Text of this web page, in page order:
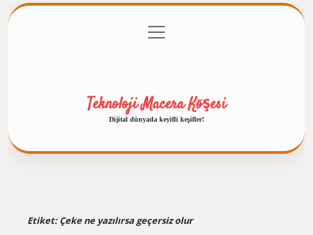
Gizlilik Politikası
menüyü
aç
Teknoloji Macera Köşesi
Dijital dünyada keyifli keşifler!
Etiket:Çeke ne yazılırsa geçersiz olur